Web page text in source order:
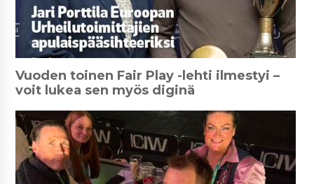
Vuoden toinen Fair Play -lehti ilmestyi –
voit lukea sen myös diginä